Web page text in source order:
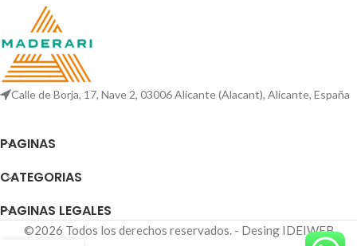
Calle de Borja, 17, Nave 2, 03006 Alicante (Alacant), Alicante, España
PAGINAS
CATEGORIAS
PAGINAS LEGALES
©2026 Todos los derechos reservados. - Desing IDEIWEB